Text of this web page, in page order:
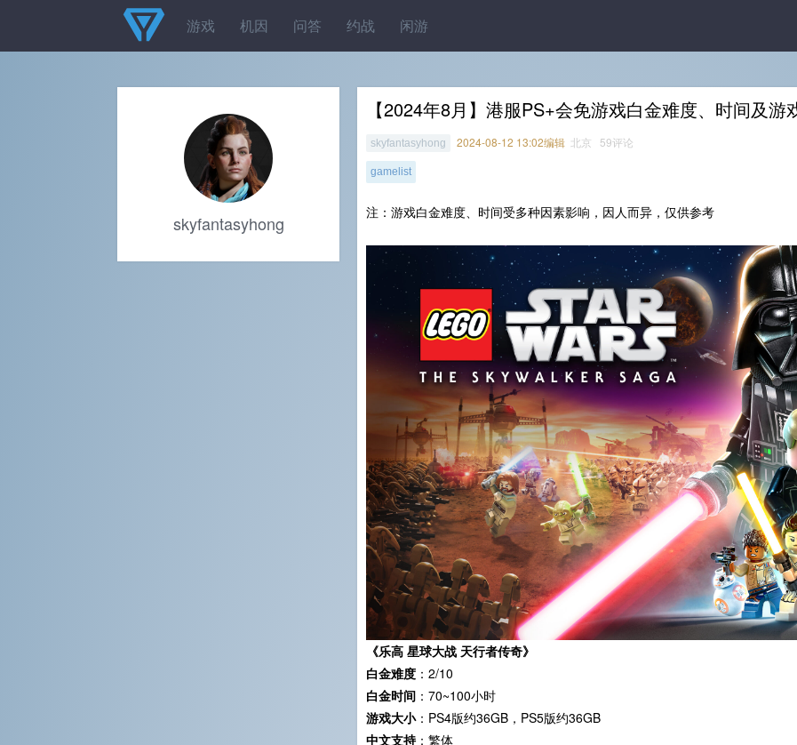
游戏 机因 问答 约战 闲游
【2024年8月】港服PS+会免游戏白金难度、时间及游
skyfantasyhong 2024-08-12 13:02编辑 北京 59评论
gamelist
注：游戏白金难度、时间受多种因素影响，因人而异，仅供参考
《乐高 星球大战 天行者传奇》
白金难度 ：2/10
白金时间 ：70~100小时
游戏大小：PS4版约36GB，PS5版约36GB
中文支持：繁体
skyfantasyhong